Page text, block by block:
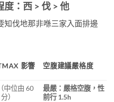
度：西 > 伐 > 他
知伐地那非喺三家入面排邊
影響 空腹建議嚴格度
中位由 60
）
最嚴：嚴格空腹，性
前行 1.5h